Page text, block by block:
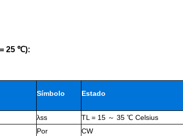
25 ℃):
Símbolo Estado
λss TL = 15 ～ 35 ℃ Celsius
Por CW